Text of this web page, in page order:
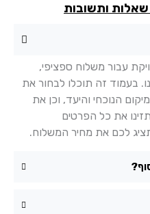
ותשובות
משלוח ספציפי,
זה תוכלו לבחור את
הנוכחי והיעד, וכן את
את כל הפרטים
את מחיר המשלוח.